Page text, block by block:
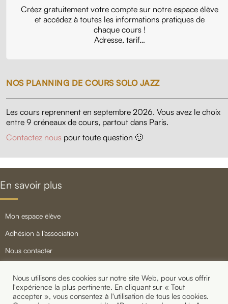
Créez gratuitement votre compte sur notre espace élève
et accédez à toutes les informations pratiques de
chaque cours !
Adresse, tarif…
NOS PLANNING DE COURS SOLO JAZZ
Les cours reprennent en septembre 2026. Vous avez le choix
entre 9 créneaux de cours, partout dans Paris.
Contactez nous pour toute question 🙂
En savoir plus
mon espace élève
adhésion à l’association
nous contacter
newsletter
Nous utilisons des cookies sur notre site Web, pour vous offrir
l'expérience la plus pertinente. En cliquant sur « Tout
accepter », vous consentez à l'utilisation de tous les cookies.